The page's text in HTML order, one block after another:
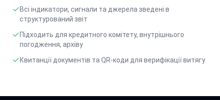
Всі індикатори, сигнали та джерела зведені в
структурований звіт
Підходить для кредитного комітету, внутрішнього
погодження, архіву
Квитанції документів та QR-коди для верифікації витягу